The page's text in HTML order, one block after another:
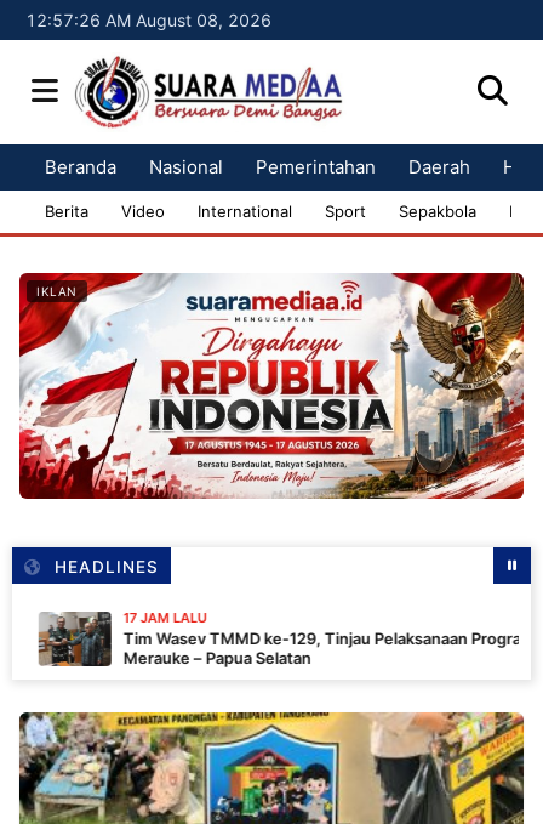
12:57:27 AM August 08, 2026
Beranda Nasional Pemerintahan Daerah
Berita Video International Sport Sepakbola
IKLAN
HEADLINES
17 JAM LALU
Tim Wasev TMMD ke-129, Tinjau Pelaksanaan Program Di
Merauke – Papua Selatan